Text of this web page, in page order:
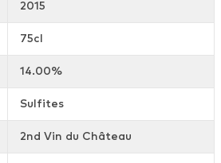
2015
75cl
14.00%
Sulfites
2nd Vin du Château